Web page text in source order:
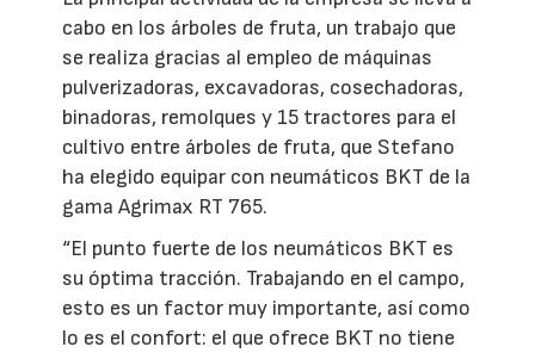
cabo en los árboles de fruta, un trabajo que
se realiza gracias al empleo de máquinas
pulverizadoras, excavadoras, cosechadoras,
binadoras, remolques y 15 tractores para el
cultivo entre árboles de fruta, que Stefano
ha elegido equipar con neumáticos BKT de la
gama Agrimax RT 765.
“El punto fuerte de los neumáticos BKT es
su óptima tracción. Trabajando en el campo,
esto es un factor muy importante, así como
lo es el confort: el que ofrece BKT no tiene